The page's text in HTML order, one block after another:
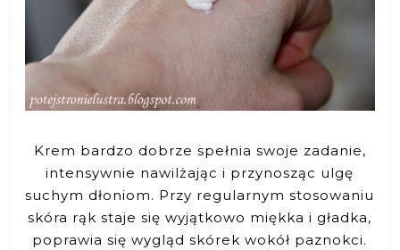
Krem bardzo dobrze spełnia swoje zadanie,
intensywnie nawilżając i przynosząc ulgę
suchym dłoniom. Przy regularnym stosowaniu
skóra rąk staje się wyjątkowo miękka i gładka,
poprawia się wygląd skórek wokół paznokci.